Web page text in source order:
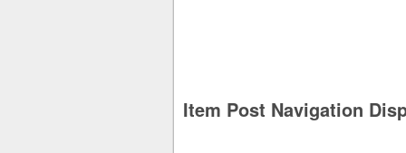
Item Post Navigation